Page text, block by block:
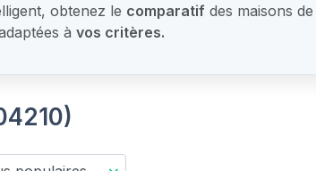
obtenez le comparatif des maisons de
à vos critères.